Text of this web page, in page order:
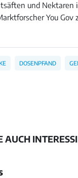
und Nektaren
You Gov
DOSENPFAND
AUCH